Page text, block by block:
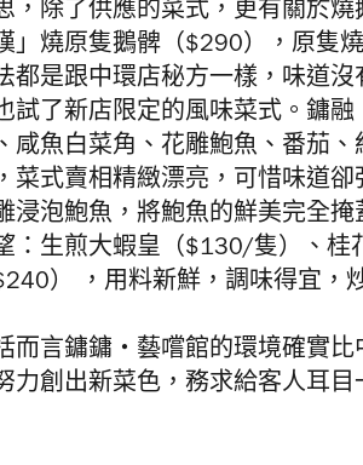
，除了供應的菜式，更有關於
」燒原隻鵝髀（$290），原隻
都是跟中環店秘方一樣，味道
試了新店限定的風味菜式。鏞
咸魚白菜角、花雕鮑魚、番茄
菜式賣相精緻漂亮，可惜味道
浸泡鮑魚，將鮑魚的鮮美完全
：生煎大蝦皇（$130/隻）、桂
） ，用料新鮮，調味得宜
而言鏞鏞・藝嚐館的環境確實
力創出新菜色，務求給客人耳